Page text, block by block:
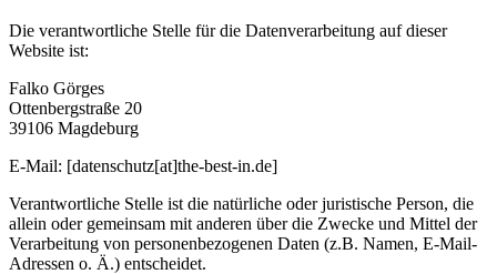
Die verantwortliche Stelle für die Datenverarbeitung auf dieser
Website ist:
Falko Görges
Ottenbergstraße 20
39106 Magdeburg
E-Mail: [datenschutz[at]the-best-in.de]
Verantwortliche Stelle ist die natürliche oder juristische Person, die
allein oder gemeinsam mit anderen über die Zwecke und Mittel der
Verarbeitung von personenbezogenen Daten (z.B. Namen, E-Mail-
Adressen o. Ä.) entscheidet.